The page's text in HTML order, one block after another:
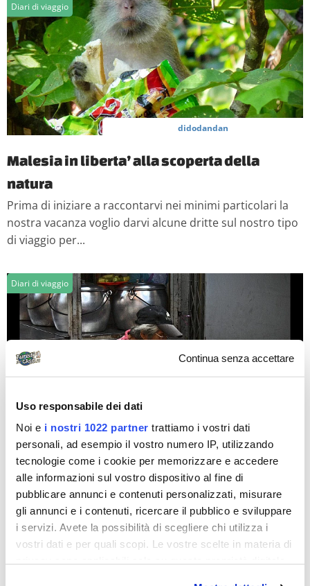
Continua senza accettare
Uso responsabile dei dati
Noi e i nostri 1022 partner trattiamo i vostri dati
personali, ad esempio il vostro numero IP, utilizzando
tecnologie come i cookie per memorizzare e accedere
alle informazioni sul vostro dispositivo al fine di
pubblicare annunci e contenuti personalizzati, misurare
gli annunci e i contenuti, ricercare il pubblico e sviluppare
i servizi. Avete la possibilità di scegliere chi utilizza i
vostri dati e per quali scopi. Le vostre scelte in materia di
Diari di viaggio
didodandan
Malesia in liberta’ alla scoperta della
natura
Prima di iniziare a raccontarvi nei minimi particolari la
nostra vacanza voglio darvi alcune dritte sul nostro tipo
di viaggio per...
Diari di viaggio
Malaysia per famiglia
Kuala Lumpur, Kuala Terranganu, Palau Redang, Palau
Perenthian, Palau Bidong, (Rep. Sarawak) Kuching -
Borneo, Singapore-Kuala Lumpur....